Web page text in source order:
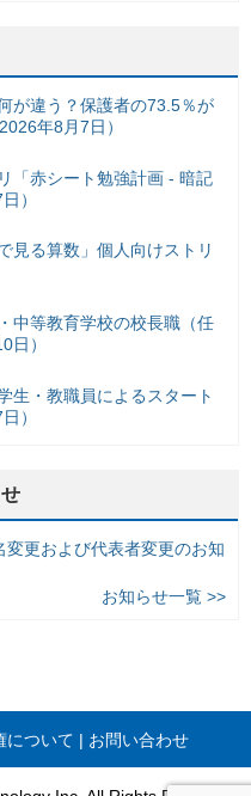
が違う？保護者の73.5％が
年8月7日）
「赤シート勉強計画 - 暗記
）
見る算数」個人向けストリ
中等教育学校の校長職（任
日）
生・教職員によるスタート
）
更および代表者変更のお知
お知らせ一覧 >>
について お問い合わせ